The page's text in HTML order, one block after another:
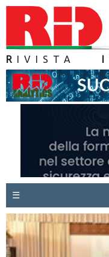
R IVISTA
☰